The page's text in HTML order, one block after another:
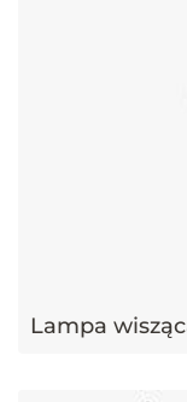
Lampa